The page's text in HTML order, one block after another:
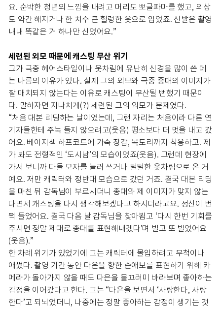
요. 순박한 청년의 느낌을 내려고 머리도 뽀글파마를 했고, 의상
도 약간 해지거나 한 치수 큰 헐렁한 옷으로 입었죠. 신발은 촬영
내내 똑같은 거 하나만 신었어요.”
세련된 외모 때문에 캐스팅 무산 위기
그가 극중 헤어스타일이나 옷차림에 유난히 신경을 많이 쓴 데
는 나름의 이유가 있다. 실제 그의 외모와 극중 종대의 이미지가
잘 매치되지 않는다는 이유로 캐스팅이 무산될 뻔했기 때문이
다. 말하자면 지나치게(?) 세련된 그의 외모가 문제였다.
“처음 대본 리딩하는 날이었는데, 그런 자리는 처음이라 다른 연
기자들한테 주눅 들지 않으려고(웃음) 평소보다 더 멋을 내고 갔
어요. 베이지색 하프코트에 가죽 장갑, 목도리까지 착용하고. 제
가 봐도 전형적인 ‘도시남’의 모습이었죠(웃음). 그런데 현장에
가서 보니까 다들 모자를 눌러 쓰거나 털털한 옷차림으로 온 거
예요. 저만 캐릭터와 정반대 모습으로 갔던 거죠. 결국 대본 리딩
을 마친 뒤 감독님이 부르시더니 종대와 제 이미지가 맞지 않는
다면서 캐스팅을 다시 생각해보겠다고 하시더라고요. 정신이 번
쩍 들었어요. 결국 다음 날 감독님을 찾아뵙고 ‘다시 한번 기회를
주시면 정말 제대로 종대를 표현해내겠다’며 빌고 또 빌었어요
(웃음).”
한 차례 위기가 있었기에 그는 캐릭터에 몰입하려고 무척이나
애썼다. 촬영 기간 동안 다은을 향한 순애보를 표현하기 위해 카
메라가 돌아가지 않을 때도 다은을 물끄러미 바라보며 좋아하는
감정을 이어갔다고 한다. 그는 “다은을 보면서 ‘사랑한다, 사랑
한다’고 되뇌었더니, 나중에는 정말 좋아하는 감정이 생기는 것